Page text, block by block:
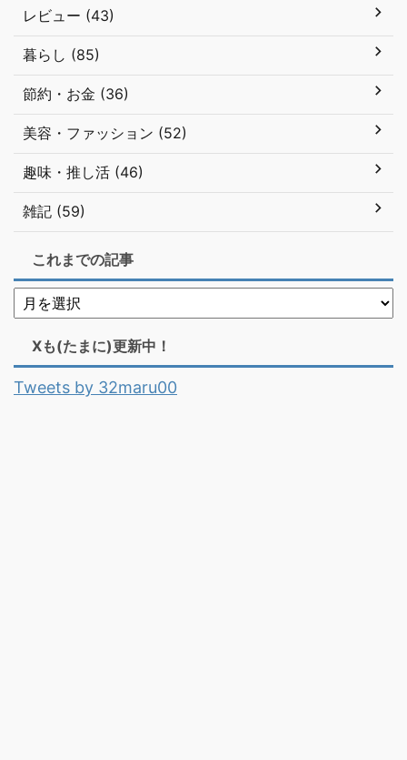
レビュー (43)
暮らし (85)
節約・お金 (36)
美容・ファッション (52)
趣味・推し活 (46)
雑記 (59)
これまでの記事
Xも(たまに)更新中！
Tweets by 32maru00